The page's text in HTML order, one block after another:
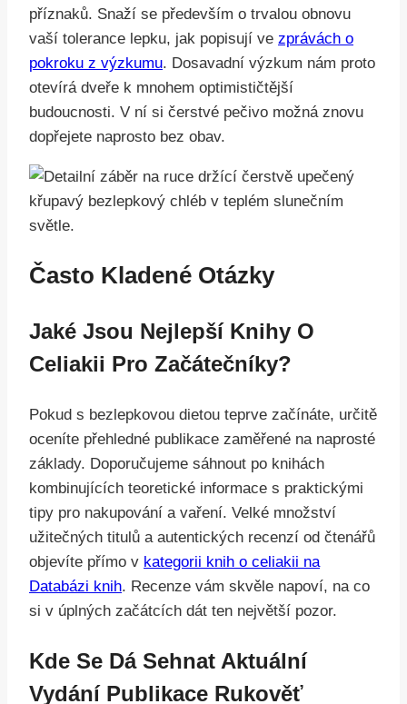
příznaků. Snaží se především o trvalou obnovu
vaší tolerance lepku, jak popisují ve zprávách o
pokroku z výzkumu. Dosavadní výzkum nám proto
otevírá dveře k mnohem optimističtější
budoucnosti. V ní si čerstvé pečivo možná znovu
dopřejete naprosto bez obav.
Často Kladené Otázky
Jaké Jsou Nejlepší Knihy O
Celiakii Pro Začátečníky?
Pokud s bezlepkovou dietou teprve začínáte, určitě
oceníte přehledné publikace zaměřené na naprosté
základy. Doporučujeme sáhnout po knihách
kombinujících teoretické informace s praktickými
tipy pro nakupování a vaření. Velké množství
užitečných titulů a autentických recenzí od čtenářů
objevíte přímo v kategorii knih o celiakii na
Databázi knih. Recenze vám skvěle napoví, na co
si v úplných začátcích dát ten největší pozor.
Kde Se Dá Sehnat Aktuální
Vydání Publikace Rukověť